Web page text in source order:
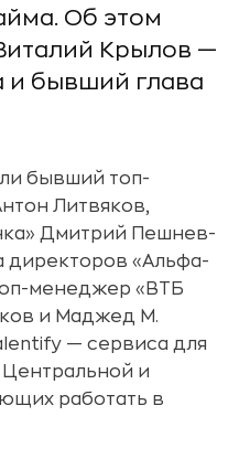
Об этом
Крылов —
и бывший глава
бывший топ-
Литвяков,
Дмитрий Пешнев-
директоров «Альфа-
менеджер «ВТБ
и Маджед М.
— сервиса для
и
работать в